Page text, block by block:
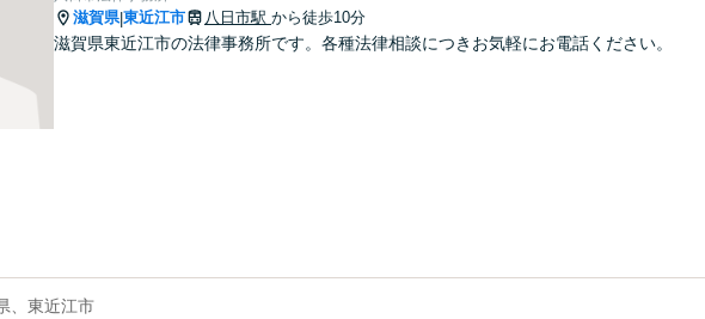
滋賀県|東近江市 八日市駅 から徒歩10分
滋賀県東近江市の法律事務所です。各種法律相談につきお気軽にお電話ください。
、東近江市